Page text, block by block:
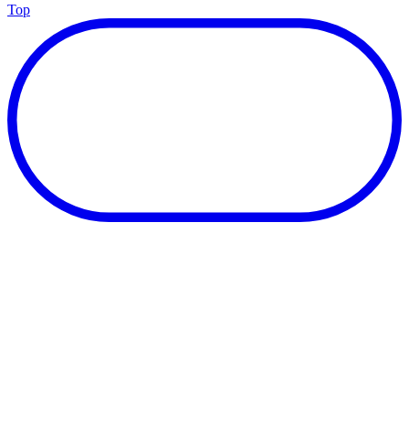
Top